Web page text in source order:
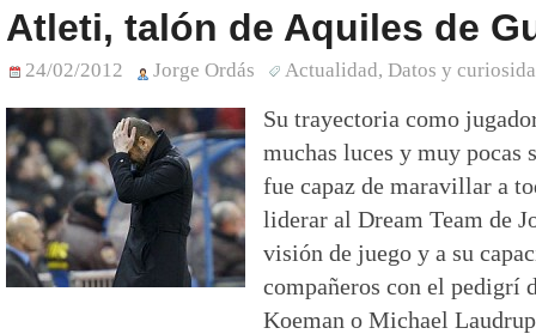
Atleti, talón de Aquiles de
24/02/2012 Jorge Ordás Actualidad, Datos y
Su trayectoria como
muchas luces y muy pocas
fue capaz de maravillar a
liderar al Dream Team de
visión de juego y a su
compañeros con el pedigrí
Koeman o Michael